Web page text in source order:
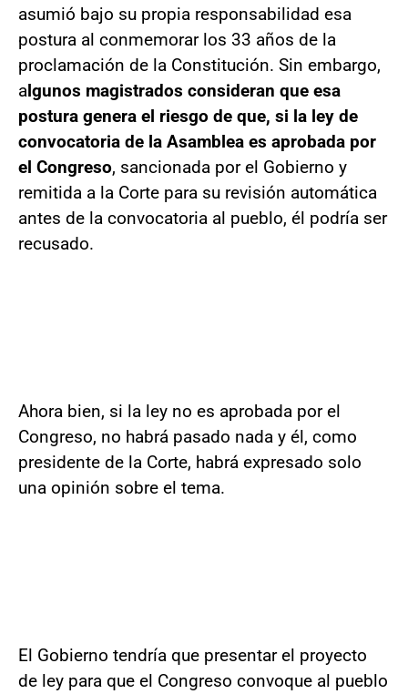
asumió bajo su propia responsabilidad esa
postura al conmemorar los 33 años de la
proclamación de la Constitución. Sin embargo,
algunos magistrados consideran que esa
postura genera el riesgo de que, si la ley de
convocatoria de la Asamblea es aprobada por
el Congreso, sancionada por el Gobierno y
remitida a la Corte para su revisión automática
antes de la convocatoria al pueblo, él podría ser
recusado.
Ahora bien, si la ley no es aprobada por el
Congreso, no habrá pasado nada y él, como
presidente de la Corte, habrá expresado solo
una opinión sobre el tema.
El Gobierno tendría que presentar el proyecto
de ley para que el Congreso convoque al pueblo